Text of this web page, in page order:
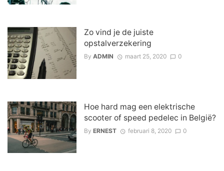
Zo vind je de juiste
opstalverzekering
By ADMIN maart 25, 2020 0
Hoe hard mag een elektrische
scooter of speed pedelec in België?
By ERNEST februari 8, 2020 0